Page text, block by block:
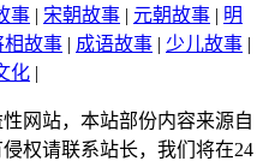
事 | 宋朝故事 | 元朝故事 | 明
相故事 | 成语故事 | 少儿故事 |
化 |
网站，本站部份内容来源自
权请联系站长，我们将在24